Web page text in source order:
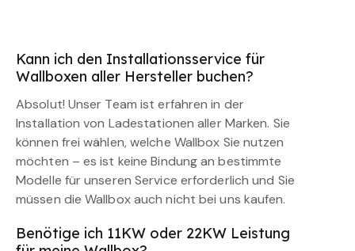
Kann ich den Installationsservice für
Wallboxen aller Hersteller buchen?
Absolut! Unser Team ist erfahren in der
Installation von Ladestationen aller Marken. Sie
können frei wählen, welche Wallbox Sie nutzen
möchten – es ist keine Bindung an bestimmte
Modelle für unseren Service erforderlich und Sie
müssen die Wallbox auch nicht bei uns kaufen.
Benötige ich 11KW oder 22KW Leistung